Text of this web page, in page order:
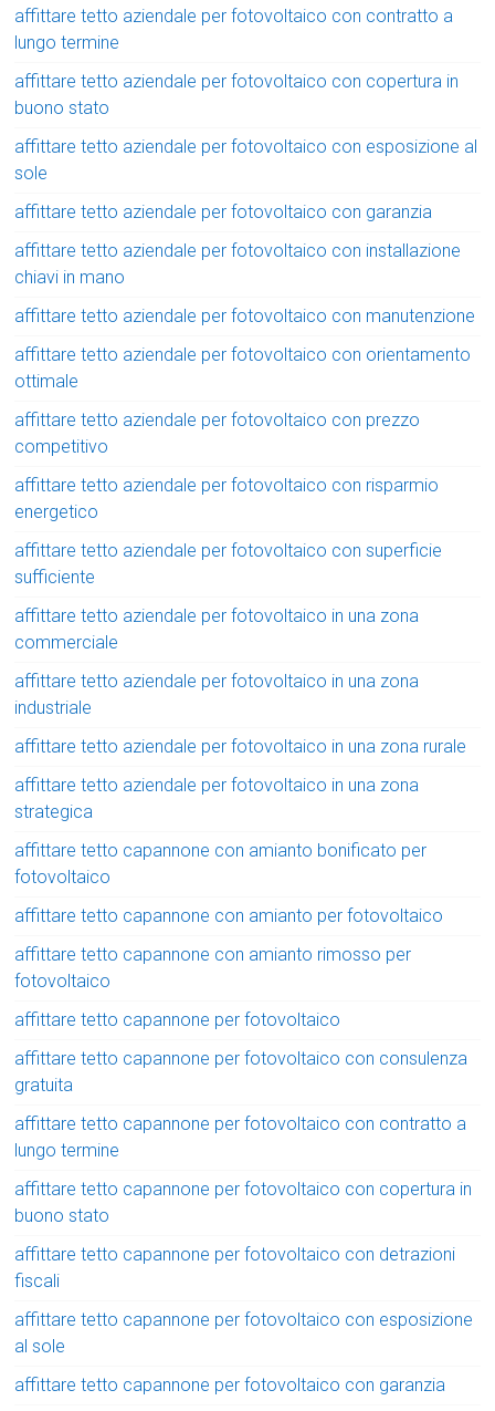
affittare tetto aziendale per fotovoltaico con contratto a
lungo termine
affittare tetto aziendale per fotovoltaico con copertura in
buono stato
affittare tetto aziendale per fotovoltaico con esposizione al
sole
affittare tetto aziendale per fotovoltaico con garanzia
affittare tetto aziendale per fotovoltaico con installazione
chiavi in mano
affittare tetto aziendale per fotovoltaico con manutenzione
affittare tetto aziendale per fotovoltaico con orientamento
ottimale
affittare tetto aziendale per fotovoltaico con prezzo
competitivo
affittare tetto aziendale per fotovoltaico con risparmio
energetico
affittare tetto aziendale per fotovoltaico con superficie
sufficiente
affittare tetto aziendale per fotovoltaico in una zona
commerciale
affittare tetto aziendale per fotovoltaico in una zona
industriale
affittare tetto aziendale per fotovoltaico in una zona rurale
affittare tetto aziendale per fotovoltaico in una zona
strategica
affittare tetto capannone con amianto bonificato per
fotovoltaico
affittare tetto capannone con amianto per fotovoltaico
affittare tetto capannone con amianto rimosso per
fotovoltaico
affittare tetto capannone per fotovoltaico
affittare tetto capannone per fotovoltaico con consulenza
gratuita
affittare tetto capannone per fotovoltaico con contratto a
lungo termine
affittare tetto capannone per fotovoltaico con copertura in
buono stato
affittare tetto capannone per fotovoltaico con detrazioni
fiscali
affittare tetto capannone per fotovoltaico con esposizione
al sole
affittare tetto capannone per fotovoltaico con garanzia